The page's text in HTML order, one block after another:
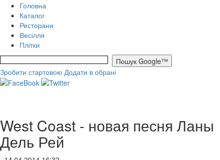
Головна
Каталог
Ресторани
Весілля
Плітки
Зробити стартовою Додати в обрані
West Coast - новая песня Ланы
Дель Рей